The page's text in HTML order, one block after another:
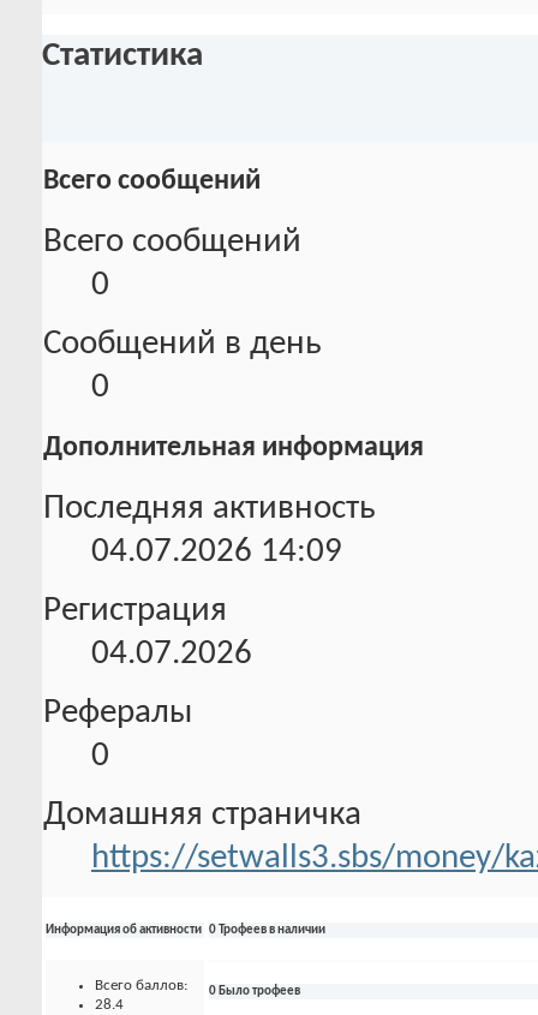
Статистика
Всего сообщений
Всего сообщений
0
Сообщений в день
0
Дополнительная информация
Последняя активность
04.07.2026 14:09
Регистрация
04.07.2026
Рефералы
0
Домашняя страничка
https://setwalls3.sbs/money/
Информация об активности
Всего баллов:
28.4
0 Трофеев в наличии
0 Было трофеев